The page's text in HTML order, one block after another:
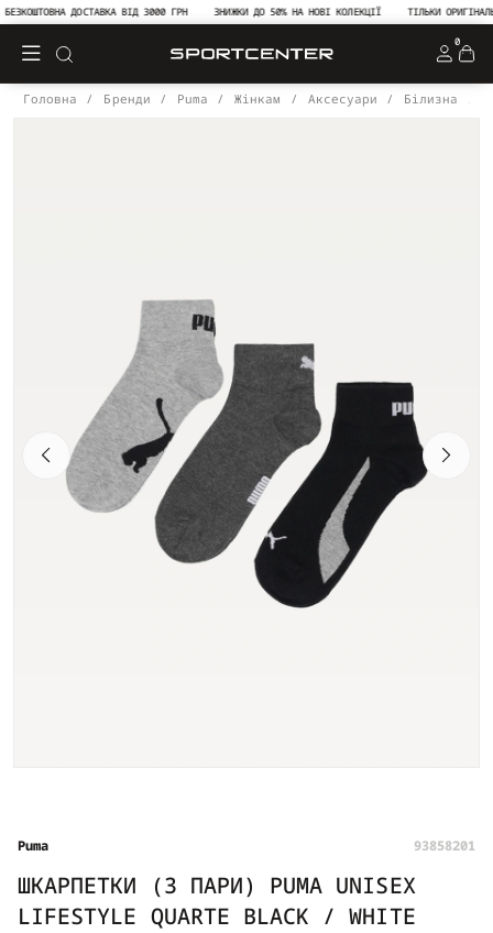
ДОСТАВКА ВІД 3000 ГРН ЗНИЖКИ ДО 50% НА НОВІ КОЛЕКЦІЇ ТІЛЬКИ
0
Головна Бренди Puma Жінкам Аксесуари Білизна
Puma 93858201
ШКАРПЕТКИ (3 ПАРИ) PUMA UNISEX
LIFESTYLE QUARTE BLACK / WHITE